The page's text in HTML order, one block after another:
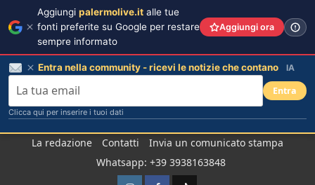
La redazione Contatti
Invia un comunicato stampa
Whatsapp: +39 3938163848
Aggiungi palermolive.it alle tue
fonti preferite su Google per restare
sempre informato
Aggiungi ora
Entra nella community - ricevi le notizie che contano IA
Entra
Clicca qui per inserire i tuoi dati